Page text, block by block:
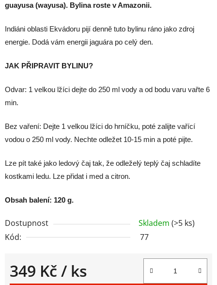
guayusa (wayusa). Bylina roste v Amazonii.
Indiáni oblasti Ekvádoru pijí denně tuto bylinu ráno jako zdroj
energie. Dodá vám energii jaguára po celý den.
JAK PŘIPRAVIT BYLINU?
Odvar: 1 velkou lžíci dejte do 250 ml vody a od bodu varu vařte 6
min.
Bez vaření: Dejte 1 velkou lžíci do hrníčku, poté zalijte vařící
vodou o 250 ml vody. Nechte odležet 10-15 min a poté pijte.
Lze pít také jako ledový čaj tak, že odleželý teplý čaj schladíte
kostkami ledu. Lze přidat i med a citron.
Obsah balení: 120 g.
Dostupnost Skladem (>5 ks)
Kód:
77
349 Kč / ks